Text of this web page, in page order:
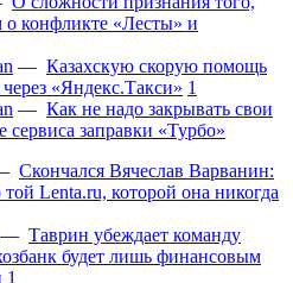
о конфликте «Лесты» и
— Казахскую скорую помощь
«Яндекс.Такси» 1
— Как не надо закрывать свои
заправки «Турбо»
Скончался Вячеслав Варванин:
Lenta.ru, которой она никогда
— Таврин убеждает команду
будет лишь финансовым
1